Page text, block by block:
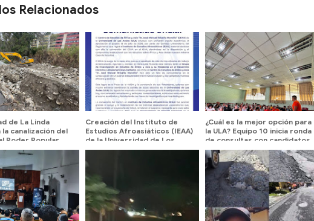
Relacionados
de La Linda
la canalización del
Poder Popular
Creación del Instituto de
Estudios Afroasiáticos (IEAA)
de la Universidad de Los
Andes (ULA)
¿Cuál es la mejor opción para
la ULA? Equipo 10 inicia ronda
de consultas con candidatos
a la dirección universitaria.